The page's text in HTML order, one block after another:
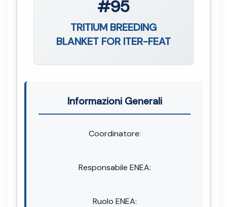
#95
TRITIUM BREEDING
BLANKET FOR ITER-FEAT
Informazioni Generali
Coordinatore:
Responsabile ENEA:
Ruolo ENEA: